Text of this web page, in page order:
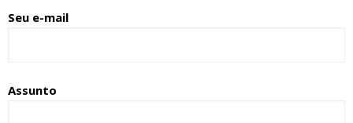
Seu e-mail
Assunto